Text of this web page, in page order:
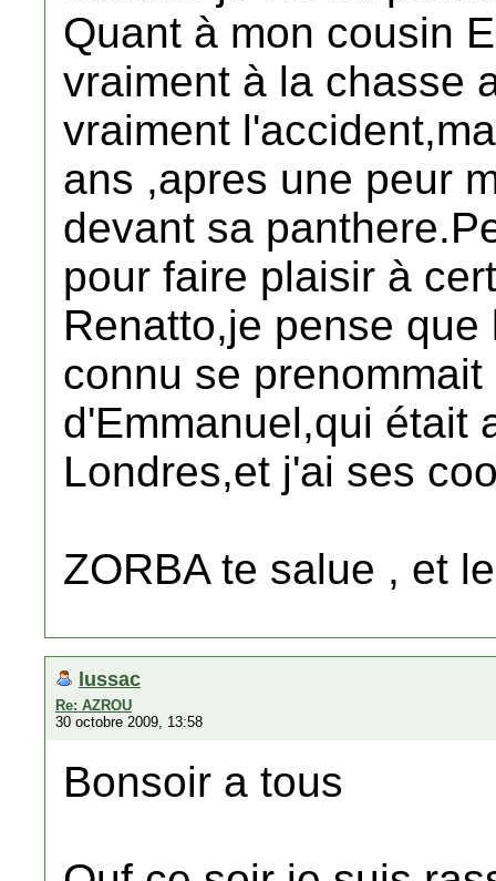
Quant à mon cousin
vraiment à la chasse
vraiment
ans ,apres une peur
devant sa
pour faire plaisir à
Renatto,je pense
connu se
d'Emmanuel,qui était
Londres,et j'ai ses
ZORBA te salue , et
lussac
Re: AZROU
30 octobre 2009, 13:58
Bonsoir a tous